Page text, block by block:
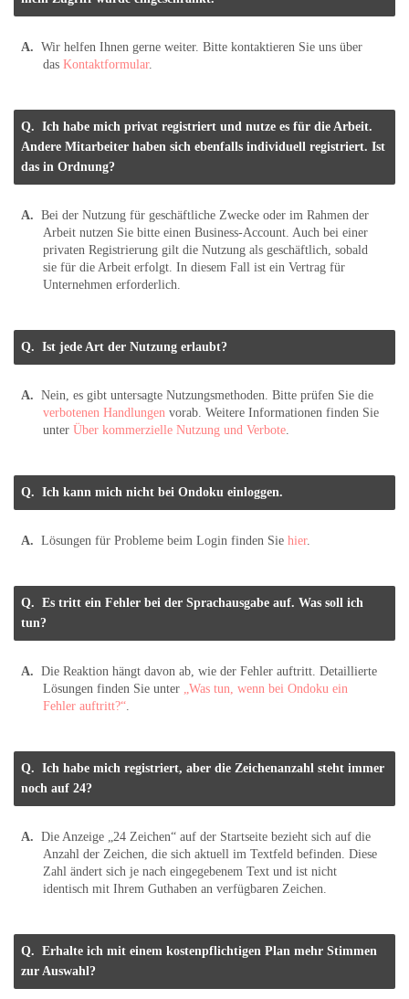
Wir helfen Ihnen gerne weiter. Bitte kontaktieren Sie uns über
das Kontaktformular.
Ich habe mich privat registriert und nutze es für die Arbeit.
Andere Mitarbeiter haben sich ebenfalls individuell registriert. Ist
das in Ordnung?
Bei der Nutzung für geschäftliche Zwecke oder im Rahmen der
Arbeit nutzen Sie bitte einen Business-Account. Auch bei einer
privaten Registrierung gilt die Nutzung als geschäftlich, sobald
sie für die Arbeit erfolgt. In diesem Fall ist ein Vertrag für
Unternehmen erforderlich.
Ist jede Art der Nutzung erlaubt?
Nein, es gibt untersagte Nutzungsmethoden. Bitte prüfen Sie die
verbotenen Handlungen vorab. Weitere Informationen finden Sie
unter Über kommerzielle Nutzung und Verbote.
Ich kann mich nicht bei Ondoku einloggen.
Lösungen für Probleme beim Login finden Sie hier.
Es tritt ein Fehler bei der Sprachausgabe auf. Was soll ich
tun?
Die Reaktion hängt davon ab, wie der Fehler auftritt. Detaillierte
Lösungen finden Sie unter „Was tun, wenn bei Ondoku ein
Fehler auftritt?“.
Ich habe mich registriert, aber die Zeichenanzahl steht immer
noch auf 24?
Die Anzeige „24 Zeichen“ auf der Startseite bezieht sich auf die
Anzahl der Zeichen, die sich aktuell im Textfeld befinden. Diese
Zahl ändert sich je nach eingegebenem Text und ist nicht
identisch mit Ihrem Guthaben an verfügbaren Zeichen.
Erhalte ich mit einem kostenpflichtigen Plan mehr Stimmen
zur Auswahl?